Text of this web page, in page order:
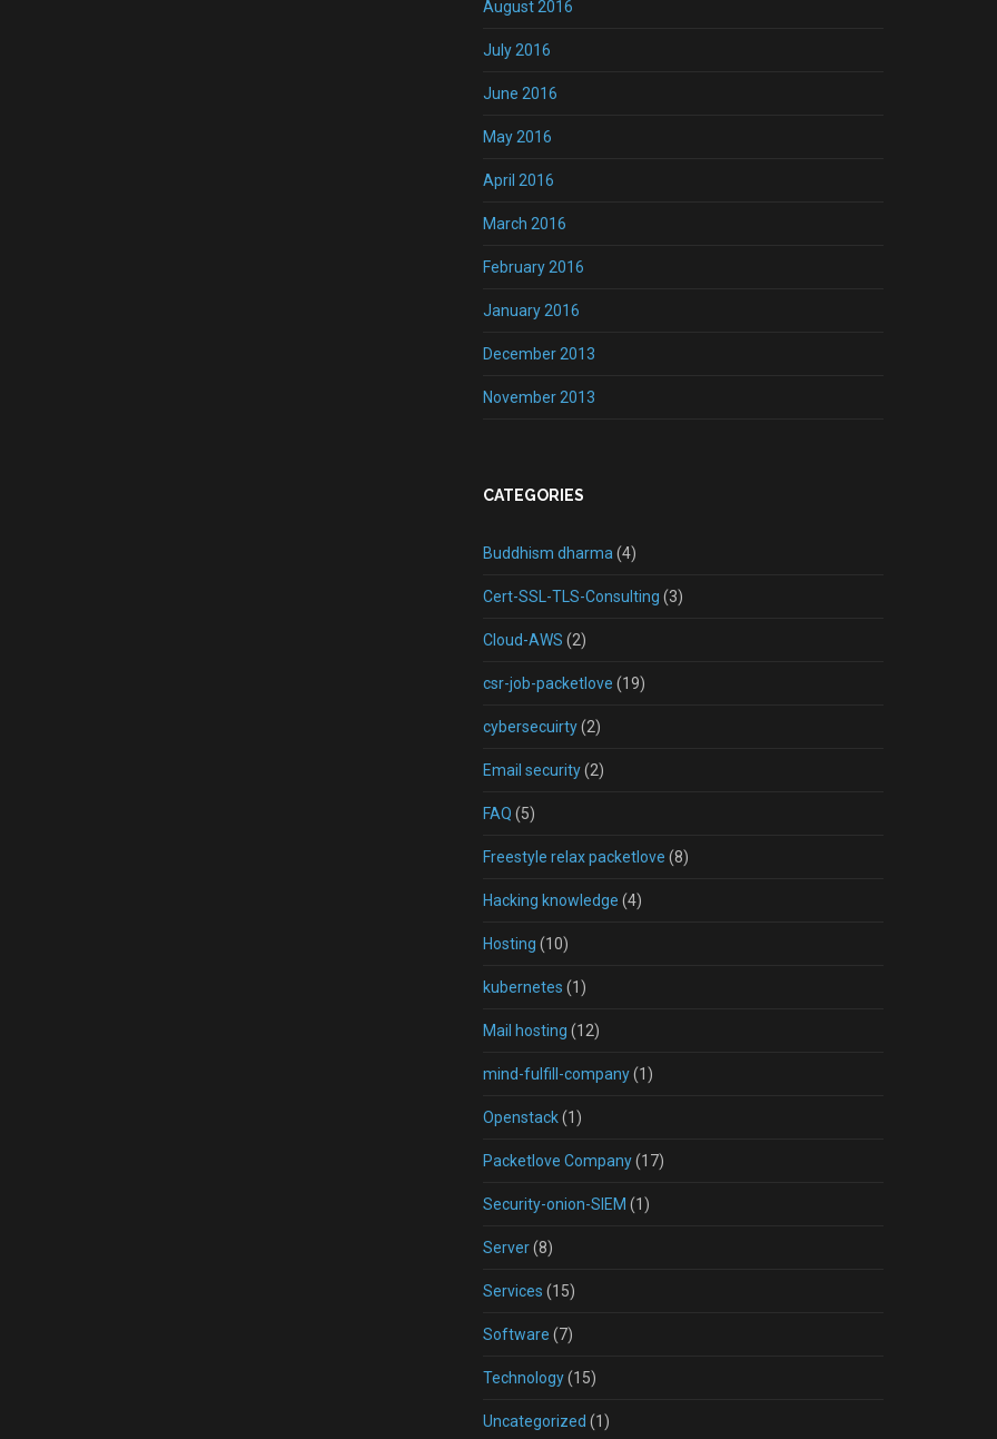
August 2016
July 2016
June 2016
May 2016
April 2016
March 2016
February 2016
January 2016
December 2013
November 2013
CATEGORIES
Buddhism dharma (4)
Cert-SSL-TLS-Consulting (3)
Cloud-AWS (2)
csr-job-packetlove (19)
cybersecuirty(2)
Email security(2)
FAQ (5)
Freestyle relax packetlove (8)
Hacking knowledge (4)
Hosting (10)
kubernetes (1)
Mail hosting (12)
mind-fulfill-company(1)
Openstack(1)
Packetlove Company(17)
Security-onion-SIEM (1)
Server(8)
Services (15)
Software (7)
Technology(15)
Uncategorized (1)